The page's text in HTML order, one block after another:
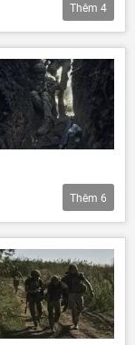
Thêm 4
Thêm 6